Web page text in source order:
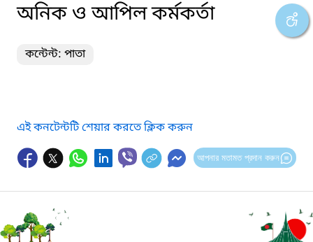
অনিক ও আপিল কর্মকর্তা
কন্টেন্ট: পাতা
এই কনটেন্টটি শেয়ার করতে ক্লিক করুন
আপনার মতামত প্রদান করুন